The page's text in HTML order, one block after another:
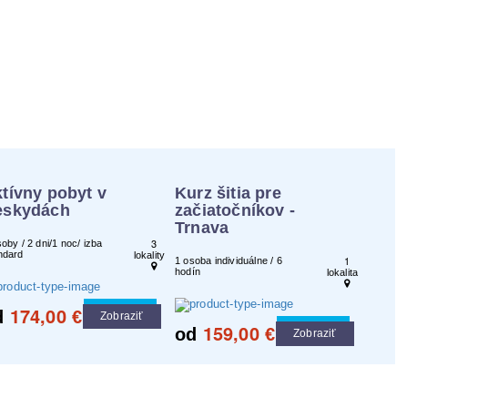
pobyt v
/ 2 dni/1 noc/ izba
3
lokality
Cool tip
174,00€ Zobraziť
Kurz šitia pre
začiatočníkov -
Trnava
1 osoba individuálne / 6
hodín
1
lokalita
Cool tip
od 159,00€ Zobraziť